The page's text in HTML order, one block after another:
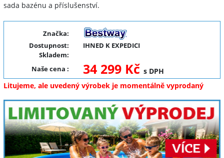
sada bazénu a příslušenství.
Značka:
Dostupnost:
IHNED K EXPEDICI
Skladem:
Naše cena : 34 299 Kč s DPH
Litujeme, ale uvedený výrobek je momentálně vyprodaný